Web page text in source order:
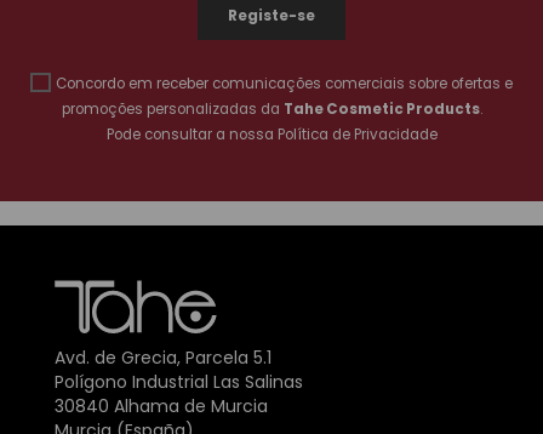
Concordo em receber comunicações comerciais sobre ofertas e
promoções personalizadas da Tahe Cosmetic Products.
Pode consultar a nossa Política de Privacidade
Avd. de Grecia, Parcela 5.1
Polígono Industrial Las Salinas
30840 Alhama de Murcia